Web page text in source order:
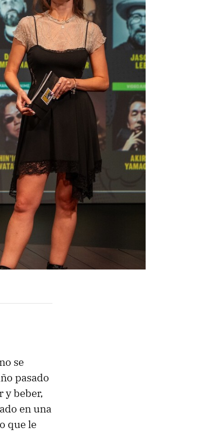
se
pasado
y beber,
en una
que le